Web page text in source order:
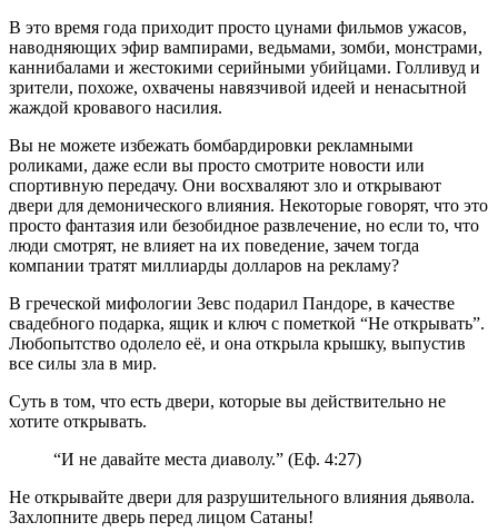
В это время года приходит просто цунами фильмов ужасов,
наводняющих эфир вампирами, ведьмами, зомби, монстрами,
каннибалами и жестокими серийными убийцами. Голливуд и
зрители, похоже, охвачены навязчивой идеей и ненасытной
жаждой кровавого насилия.
Вы не можете избежать бомбардировки рекламными
роликами, даже если вы просто смотрите новости или
спортивную передачу. Они восхваляют зло и открывают
двери для демонического влияния. Некоторые говорят, что это
просто фантазия или безобидное развлечение, но если то, что
люди смотрят, не влияет на их поведение, зачем тогда
компании тратят миллиарды долларов на рекламу?
В греческой мифологии Зевс подарил Пандоре, в качестве
свадебного подарка, ящик и ключ с пометкой “Не открывать”.
Любопытство одолело её, и она открыла крышку, выпустив
все силы зла в мир.
Суть в том, что есть двери, которые вы действительно не
хотите открывать.
“И не давайте места диаволу.” (Еф. 4:27)
Не открывайте двери для разрушительного влияния дьявола.
Захлопните дверь перед лицом Сатаны!